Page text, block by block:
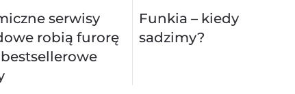
serwisy
robią furorę
Funkia – kiedy
sadzimy?